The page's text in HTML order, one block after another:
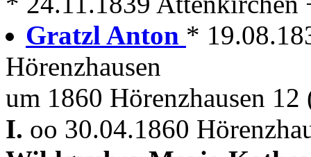
Gratzl Anton *
Hörenzhausen
um 1860 Hörenzhausen 12
I. oo 30.04.1860